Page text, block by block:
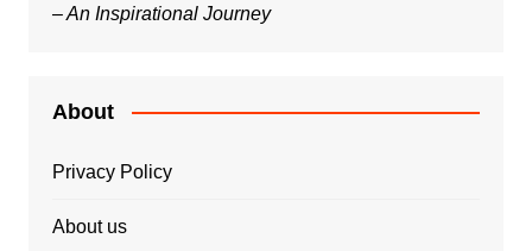
– An Inspirational Journey
About
Privacy Policy
About us